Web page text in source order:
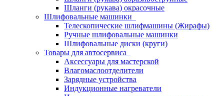
Шланги (рукава) окрасочные
Шлифовальные машинки
Телескопические шлифмашины (Жирафы)
Ручные шлифовальные машинки
Шлифовальные диски (круги)
Товары для автосервиса
Аксессуары для мастерской
Влагомаслоотделители
Зарядные устройства
Индукционные нагреватели